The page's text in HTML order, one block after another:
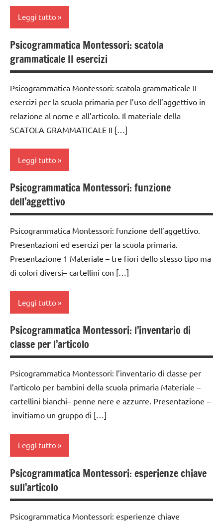
psicogrammatica
TUTTI GLI
ARGOMENTI
PER ETA'
TUTTI GLI
ARTICOLI
3a
dai
anni
GUIDA
DIDATTICA
MONTESSORI
LINGUAGGIO
materiale
didattico
Montessori
psicogrammatica
Montessori
ARGOMENTI
PER ETA'
TUTTI GLI
ARTICOLI
Leggi tutto
analisi
grammaticale
Montessori
classe
1a
classe
2a
3a
dai
anni
GUIDA
DIDATTICA
MONTESSORI
LINGUAGGIO
materiale
didattico
Montessori
psicogrammatica
Montessori
ARGOMENTI
PER ETA'
TUTTI GLI
ARTICOLI
Psicogrammatica Montessori: scatola
grammaticale II esercizi
Psicogrammatica Montessori: scatola grammaticale II
esercizi per la scuola primaria per l’uso dell’aggettivo in
relazione al nome e all’articolo. Il materiale della
SCATOLA GRAMMATICALE II […]
Leggi tutto
analisi
grammaticale
Montessori
classe
1a
classe
2a
3a
dai
anni
DIDATTICA
MONTESSORI
LINGUAGGIO
MONTESSORI
psicogrammatica
TUTTI GLI
ARGOMENTI
PER ETA'
TUTTI GLI
Psicogrammatica Montessori: funzione
dell’aggettivo
Psicogrammatica Montessori: funzione dell’aggettivo.
Presentazioni ed esercizi per la scuola primaria.
Presentazione 1 Materiale – tre fiori dello stesso tipo ma
di colori diversi– cartellini con […]
Leggi tutto
analisi
grammaticale
Montessori
classe
1a
classe
2a
3a
dai
6
anni
DIDATTICA
Psicogrammatica Montessori: l’inventario di
classe per l’articolo
Psicogrammatica Montessori: l’inventario di classe per
l’articolo per bambini della scuola primaria Materiale –
cartellini bianchi– penne nere e azzurre. Presentazione –
invitiamo un gruppo di […]
Leggi tutto
analisi
grammaticale
Montessori
classe
Psicogrammatica Montessori: esperienze chiave
sull’articolo
Psicogrammatica Montessori: esperienze chiave